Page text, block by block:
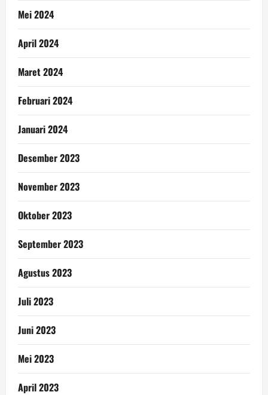
Mei 2024
April 2024
Maret 2024
Februari 2024
Januari 2024
Desember 2023
November 2023
Oktober 2023
September 2023
Agustus 2023
Juli 2023
Juni 2023
Mei 2023
April 2023